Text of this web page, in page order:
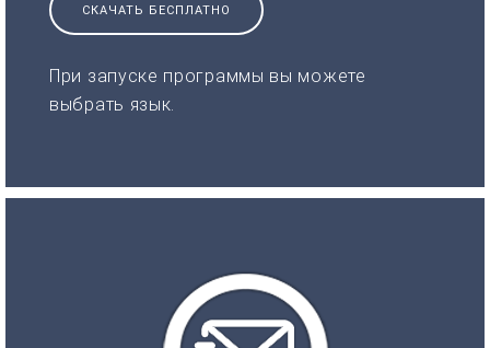
СКАЧАТЬ БЕСПЛАТНО
При запуске программы вы можете
выбрать язык.